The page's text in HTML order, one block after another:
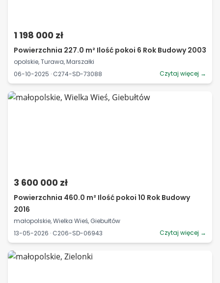
1 198 000 zł
Powierzchnia 227.0 m² Ilość pokoi 6 Rok Budowy 2003
opolskie, Turawa, Marszałki
06-10-2025 · C274-SD-73088
Czytaj więcej →
3 600 000 zł
Powierzchnia 460.0 m² Ilość pokoi 10 Rok Budowy
2016
małopolskie, Wielka Wieś, Giebułtów
13-05-2026 · C206-SD-06943
Czytaj więcej →